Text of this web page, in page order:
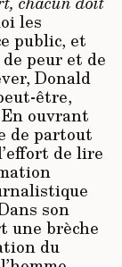
les
public, et
peur et de
Donald
être,
ouvrant
de partout
de lire
son
une brèche
du